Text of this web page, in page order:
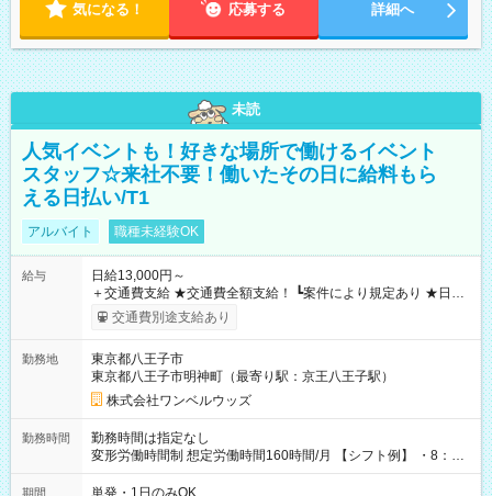
気になる！ 応募する 詳細へ
未読
人気イベントも！好きな場所で働けるイベント
スタッフ☆来社不要！働いたその日に給料もら
える日払い/T1
アルバイト 職種未経験OK
給与
日給13,000円～
＋交通費支給 ★交通費全額支給！ ┗案件により規定あり ★日払
いOK！（規定あり） ┗働いたその日に現金GET♪ お仕事後はコ
ンビニATMから 日払い分を引き落とせます！ 【試用期間】試
交通費別途支給あり
勤務地
東京都八王子市
東京都八王子市明神町（最寄り駅：京王八王子駅）
株式会社ワンベルウッズ
勤務時間
勤務時間は指定なし
変形労働時間制 想定労働時間160時間/月 【シフト例】 ・8：00
～21：00
期間 単発・1日のみOK